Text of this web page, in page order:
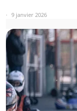
9 janvier 2026